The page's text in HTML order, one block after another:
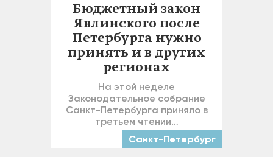
Бюджетный закон
Явлинского после
Петербурга нужно
принять и в других
регионах
На этой неделе
Законодательное собрание
Санкт-Петербурга приняло в
третьем чтении…
Санкт-Петербург